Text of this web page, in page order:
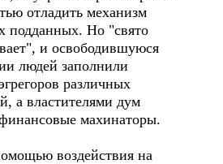
отладить механизм
подданных. Но "свято
и освободившуюся
людей заполнили
различных
а властителями дум
махинаторы.
воздействия на